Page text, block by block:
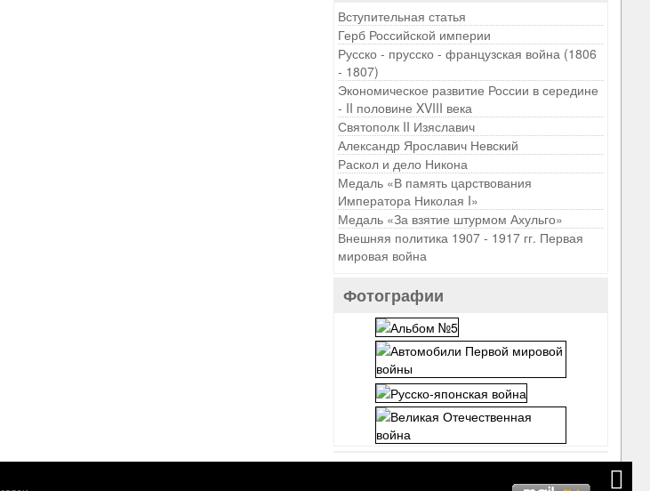
Вступительная статья
Герб Российской империи
Русско - прусско - французская война (1806
- 1807)
Экономическое развитие России в середине
- II половине XVIII века
Святополк II Изяславич
Александр Ярославич Невский
Раскол и дело Никона
Медаль «В память царствования
Императора Николая I»
Медаль «За взятие штурмом Ахульго»
Внешняя политика 1907 - 1917 гг. Первая
мировая война
Фотографии